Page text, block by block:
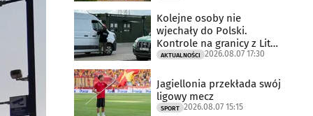
Kolejne osoby nie
wjechały do Polski.
Kontrole na granicy z Litwą
trwają
AKTUALNOŚCI 2026.08.07 17:30
Jagiellonia przekłada swój
ligowy mecz
SPORT 2026.08.07 15:15